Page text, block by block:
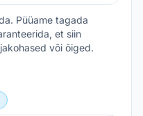
Püüame tagada
et siin
või õiged.